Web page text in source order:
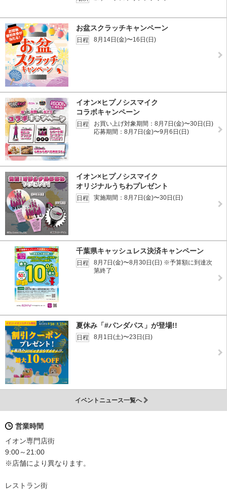
お盆スクラッチキャンペーン
日程 8月14日(金)〜16日(日)
イオン×ヒプノシスマイク
コラボキャンペーン
日程
お買い上げ対象期間：8月7日(金)〜30日(日)
応募期間：8月7日(金)〜9月6日(日)
イオン×ヒプノシスマイク
オリジナルうちわプレゼント
日程 実施期間：8月7日(金)〜30日(日)
千葉県キャッシュレス決済キャンペーン
日程
8月7日(金)〜8月30日(日) ※予算額に到達次
第終了
夏休み「#パンダパス」が登場!!
日程 8月1日(土)〜23日(日)
イベントニュース一覧へ
営業時間
イオン専門店街
9:00～21:00
※店舗により異なります。
レストラン街